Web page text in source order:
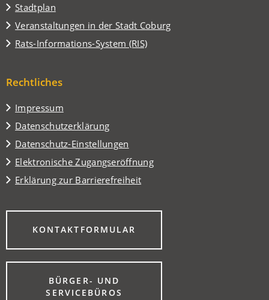
Stadtplan
(Öffnet
in
einem
neuen
Veranstaltungen in der Stadt Coburg
(Öffnet
in
einem
Tab)
Rats-Informations-System (RIS)
(Öffnet
neuen
Rechtliches
Impressum
Datenschutzerklärung
Datenschutz-Einstellungen
Elektronische Zugangseröffnung
Erklärung zur Barrierefreiheit
KONTAKTFORMULAR
(ÖFFNET
EINEM
NEUEN
BÜRGER- UND
SERVICEBÜROS
(ÖFFNET